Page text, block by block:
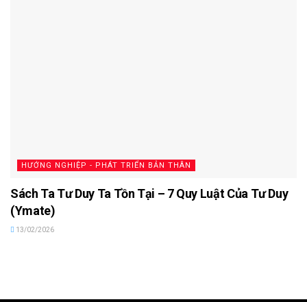
HƯỚNG NGHIỆP - PHÁT TRIỂN BẢN THÂN
Sách Ta Tư Duy Ta Tồn Tại – 7 Quy Luật Của Tư Duy
(Ymate)
13/02/2026